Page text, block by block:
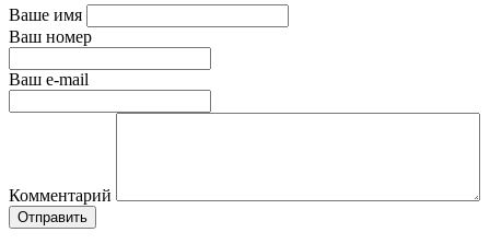
Ваше имя
Ваш номер
Ваш e-mail
Комментарий